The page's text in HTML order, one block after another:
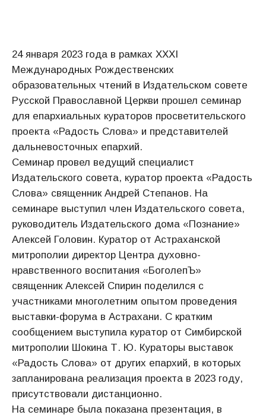
24 января 2023 года в рамках XXXI
Международных Рождественских
образовательных чтений в Издательском совете
Русской Православной Церкви прошел семинар
для епархиальных кураторов просветительского
проекта «Радость Слова» и представителей
дальневосточных епархий.
Семинар провел ведущий специалист
Издательского совета, куратор проекта «Радость
Слова» священник Андрей Степанов. На
семинаре выступил член Издательского совета,
руководитель Издательского дома «Познание»
Алексей Головин. Куратор от Астраханской
митрополии директор Центра духовно-
нравственного воспитания «БоголепЪ»
священник Алексей Спирин поделился с
участниками многолетним опытом проведения
выставки-форума в Астрахани. С кратким
сообщением выступила куратор от Симбирской
митрополии Шокина Т. Ю. Кураторы выставок
«Радость Слова» от других епархий, в которых
запланирована реализация проекта в 2023 году,
присутствовали дистанционно.
На семинаре была показана презентация, в